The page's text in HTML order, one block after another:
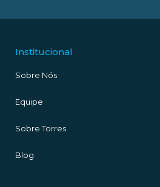
Institucional
Sobre Nós
Equipe
Sobre Torres
Blog